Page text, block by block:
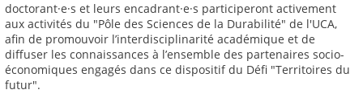
doctorant·e·s et leurs encadrant·e·s participeront activement
aux activités du "Pôle des Sciences de la Durabilité" de l'UCA,
afin de promouvoir l’interdisciplinarité académique et de
diffuser les connaissances à l’ensemble des partenaires socio-
économiques engagés dans ce dispositif du Défi "Territoires du
futur".